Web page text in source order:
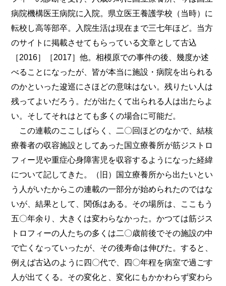
病院機構医王病院に入院。県立医王養護学校（当時）に
転校し高等部卒。入院生活は現在まで三七年ほど。当方
のサイトに掲載させてもらっている文章として古込
［2016］［2017］他。相模原での事件の後、幾度か述
べることになったが、皆が本当に施設・病院を出られる
のかといった逡巡にさほどの意味はない。残りたい人は
残ってよいだろう。だが出たくて出られる人は出たらよ
い。そしてそれはとても多くの場合に可能だ。
この連載のここしばらく、二〇回ほどのなかで、結核
療養者の収容施設としてあった国立療養所が筋ジストロ
フィー児や重症心身障害児を収容するようになった経緯
について記してきた。（旧）国立療養所から出たいとい
う人がいたからこの連載の一部分が始められたのではな
いが、結果として、関係はある。その場所は、ここもう
五〇年余り、大きくは変わらなかった。かつては筋ジス
トロフィーの人たちの多くは二〇歳前後でその施設の中
で亡くなっていったが、その後寿命は伸びた。すると、
例えば古込のように四〇代で、四〇年程を病室で過ごす
人が出てくる。その変化と、変化にもかかわらず変わら